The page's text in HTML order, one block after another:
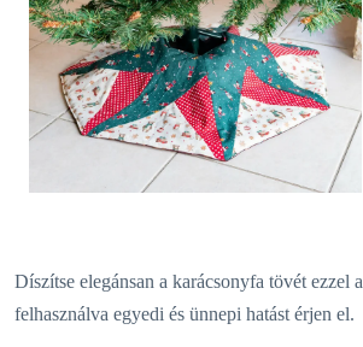
Díszítse elegánsan a karácsonyfa tövét ezzel a
felhasználva egyedi és ünnepi hatást érjen el.